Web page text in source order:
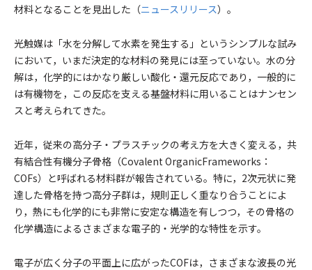
材料となることを見出した（ニュースリリース）。
光触媒は「水を分解して水素を発生する」というシンプルな試み
において，いまだ決定的な材料の発見には至っていない。水の分
解は，化学的にはかなり厳しい酸化・還元反応であり，一般的に
は有機物を，この反応を支える基盤材料に用いることはナンセン
スと考えられてきた。
近年，従来の高分子・プラスチックの考え方を大きく変える，共
有結合性有機分子骨格（Covalent OrganicFrameworks：
COFs）と呼ばれる材料群が報告されている。特に，2次元状に発
達した骨格を持つ高分子群は，規則正しく重なり合うことによ
り，熱にも化学的にも非常に安定な構造を有しつつ，その骨格の
化学構造によるさまざまな電子的・光学的な特性を示す。
電子が広く分子の平面上に広がったCOFは，さまざまな波長の光